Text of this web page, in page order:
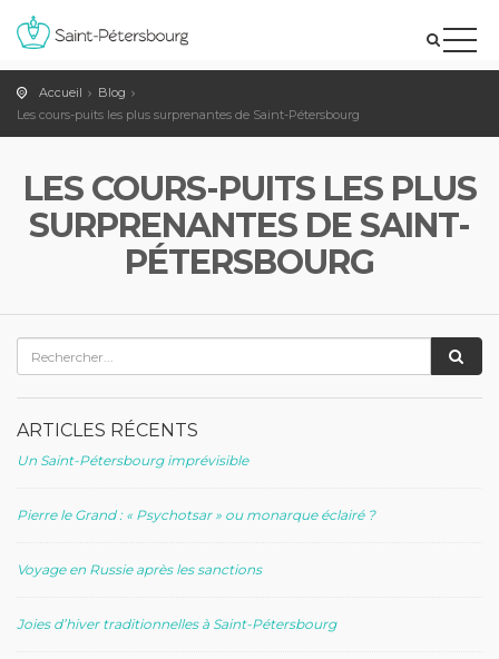
Accueil
Blog
Les cours-puits les plus surprenantes de Saint-Pétersbourg
LES COURS-PUITS LES PLUS
SURPRENANTES DE SAINT-
PÉTERSBOURG
ARTICLES RÉCENTS
Un Saint-Pétersbourg imprévisible
Pierre le Grand : « Psychotsar » ou monarque éclairé ?
Voyage en Russie après les sanctions
Joies d’hiver traditionnelles à Saint-Pétersbourg